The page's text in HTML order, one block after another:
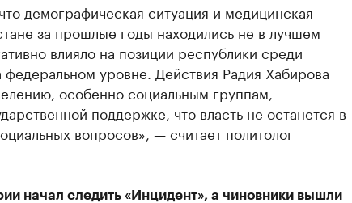
демографическая ситуация и медицинская
за прошлые годы находились не в лучшем
влияло на позиции республики среди
федеральном уровне. Действия Радия Хабирова
особенно социальным группам,
поддержке, что власть не останется в
вопросов», — считает политолог
начал следить «Инцидент», а чиновники вышли